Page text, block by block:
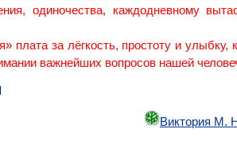
одиночества, каждодневному
плата за лёгкость, простоту и улыбку,
важнейших вопросов нашей
Виктория М.